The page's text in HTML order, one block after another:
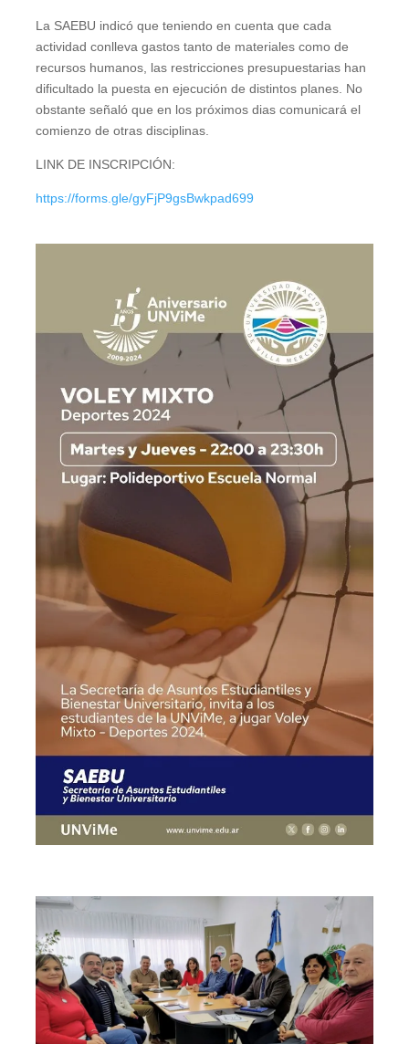
La SAEBU indicó que teniendo en cuenta que cada
actividad conlleva gastos tanto de materiales como de
recursos humanos, las restricciones presupuestarias han
dificultado la puesta en ejecución de distintos planes. No
obstante señaló que en los próximos dias comunicará el
comienzo de otras disciplinas.
LINK DE INSCRIPCIÓN:
https://forms.gle/gyFjP9gsBwkpad699